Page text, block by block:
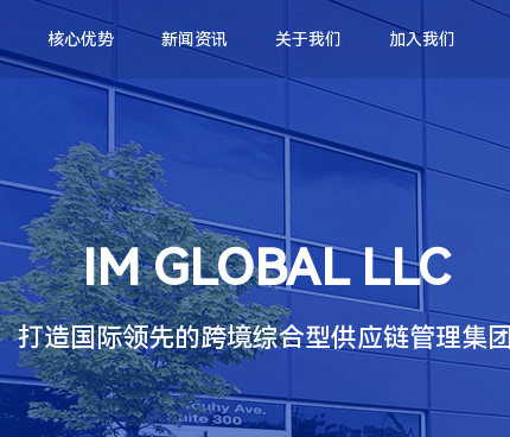
核心优势 新闻资讯 关于我们 加入我们
IM GLOBAL LLC
打造国际领先的跨境综合型供应链管理集团